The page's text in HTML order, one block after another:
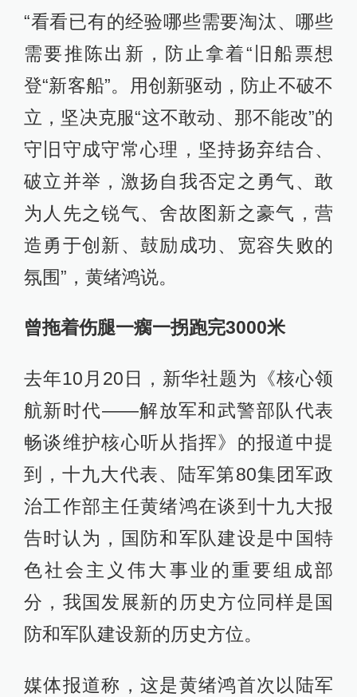
“看看已有的经验哪些需要淘汰、哪些
需要推陈出新，防止拿着“旧船票想
登“新客船”。用创新驱动，防止不破不
立，坚决克服“这不敢动、那不能改”的
守旧守成守常心理，坚持扬弃结合、
破立并举，激扬自我否定之勇气、敢
为人先之锐气、舍故图新之豪气，营
造勇于创新、鼓励成功、宽容失败的
氛围”，黄绪鸿说。
曾拖着伤腿一瘸一拐跑完3000米
去年10月20日，新华社题为《核心领
航新时代——解放军和武警部队代表
畅谈维护核心听从指挥》的报道中提
到，十九大代表、陆军第80集团军政
治工作部主任黄绪鸿在谈到十九大报
告时认为，国防和军队建设是中国特
色社会主义伟大事业的重要组成部
分，我国发展新的历史方位同样是国
防和军队建设新的历史方位。
媒体报道称，这是黄绪鸿首次以陆军